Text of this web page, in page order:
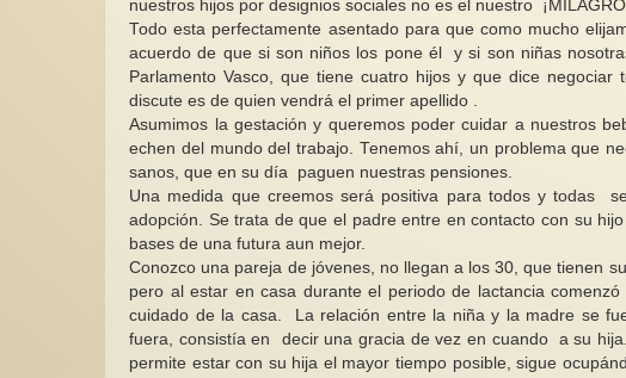
nuestros hijos por designios sociales no es el nuestro
Todo esta perfectamente asentado para que como mucho
acuerdo de que si son niños los pone él y si son niñas
Parlamento Vasco, que tiene cuatro hijos y que dice
discute es de quien vendrá el primer apellido .
Asumimos la gestación y queremos poder cuidar a nuestros
echen del mundo del trabajo. Tenemos ahí, un problema que
sanos, que en su día paguen nuestras pensiones.
Una medida que creemos será positiva para todos y todas
adopción. Se trata de que el padre entre en contacto con su
bases de una futura aun mejor.
Conozco una pareja de jóvenes, no llegan a los 30, que tienen
pero al estar en casa durante el periodo de lactancia
cuidado de la casa. La relación entre la niña y la madre se
fuera, consistía en decir una gracia de vez en cuando a su
permite estar con su hija el mayor tiempo posible, sigue